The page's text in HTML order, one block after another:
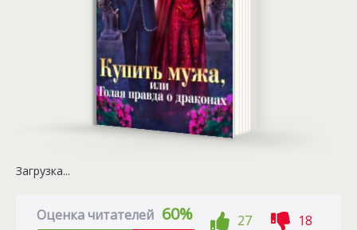
Загрузка...
Оценка читателей 60% 27 18